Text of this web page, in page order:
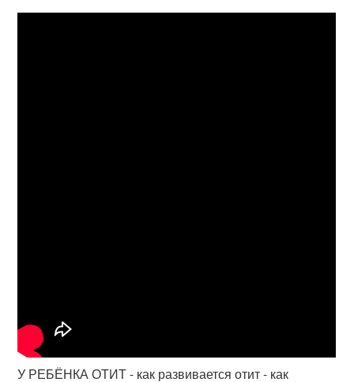
У РЕБЁНКА ОТИТ - как развивается отит - как